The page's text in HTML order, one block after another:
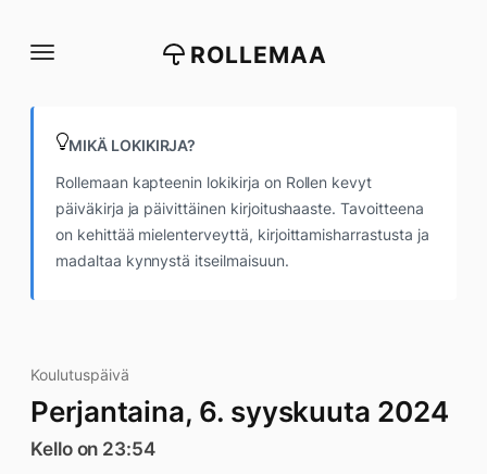
suoraan
ROLLEMAA
MIKÄ LOKIKIRJA?
Rollemaan kapteenin lokikirja on Rollen kevyt
päiväkirja ja päivittäinen kirjoitushaaste. Tavoitteena
on kehittää mielenterveyttä, kirjoittamisharrastusta ja
madaltaa kynnystä itseilmaisuun.
Koulutuspäivä
Perjantaina, 6. syyskuuta 2024
Kello on 23:54